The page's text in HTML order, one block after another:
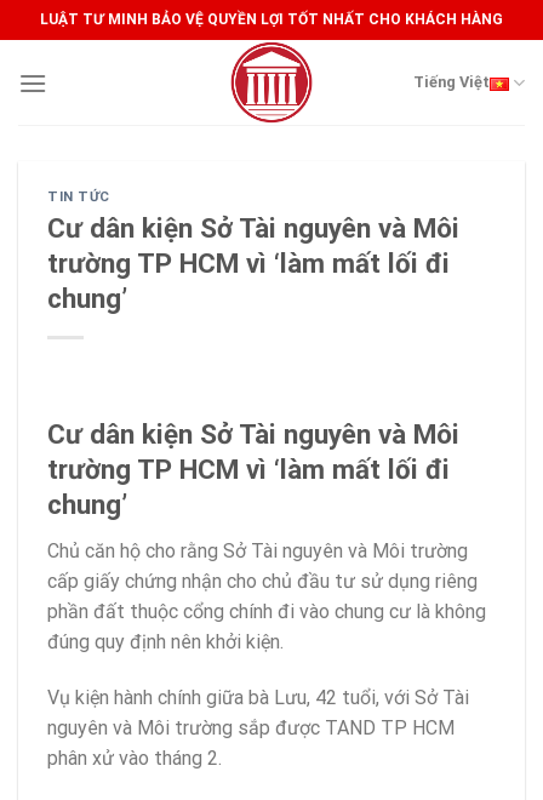
to
content
LUẬT TƯ MINH BẢO VỆ QUYỀN LỢI TỐT NHẤT CHO KHÁCH HÀNG
Tiếng Việt
TIN TỨC
Cư dân kiện Sở Tài nguyên và Môi
trường TP HCM vì ‘làm mất lối đi
chung’
Cư dân kiện Sở Tài nguyên và Môi
trường TP HCM vì ‘làm mất lối đi
chung’
Chủ căn hộ cho rằng Sở Tài nguyên và Môi trường
cấp giấy chứng nhận cho chủ đầu tư sử dụng riêng
phần đất thuộc cổng chính đi vào chung cư là không
đúng quy định nên khởi kiện.
Vụ kiện hành chính giữa bà Lưu, 42 tuổi, với Sở Tài
nguyên và Môi trường sắp được TAND TP HCM
phân xử vào tháng 2.